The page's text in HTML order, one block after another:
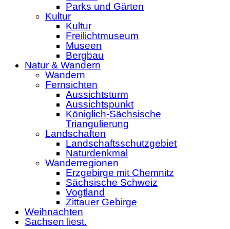
Parks und Gärten
Kultur
Kultur
Freilichtmuseum
Museen
Bergbau
Natur & Wandern
Wandern
Fernsichten
Aussichtsturm
Aussichtspunkt
Königlich-Sächsische
Triangulierung
Landschaften
Landschaftsschutzgebiet
Naturdenkmal
Wanderregionen
Erzgebirge mit Chemnitz
Sächsische Schweiz
Vogtland
Zittauer Gebirge
Weihnachten
Sachsen liest.